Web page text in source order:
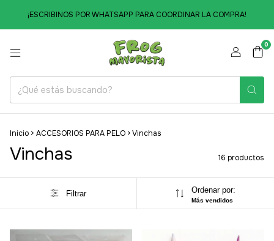
¡ESCRIBINOS POR WHATSAPP PARA COORDINAR LA COMPRA!
0
Inicio > ACCESORIOS PARA PELO >Vinchas
Vinchas 16 productos
Filtrar Ordenar por:
Más vendidos